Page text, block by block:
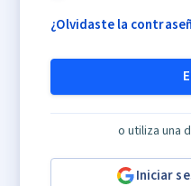
¿Olvidaste la
o utiliza una
Iniciar